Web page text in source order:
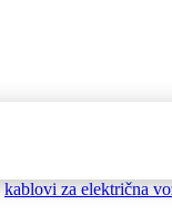
kablovi za električna